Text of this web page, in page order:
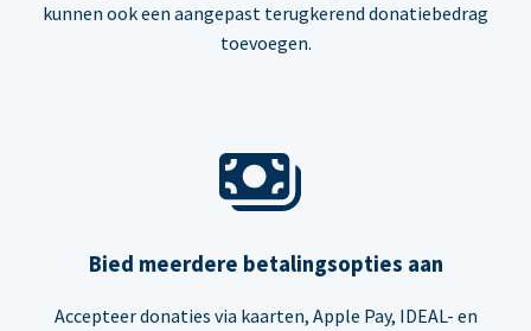
kunnen ook een aangepast terugkerend donatiebedrag
toevoegen.
Bied meerdere betalingsopties aan
Accepteer donaties via kaarten, Apple Pay, IDEAL- en